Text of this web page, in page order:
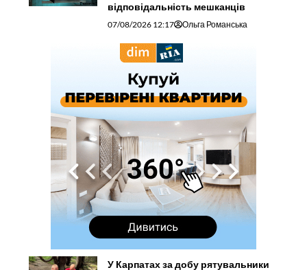
відповідальність мешканців
07/08/2026 12:17 Ольга Романська
У Карпатах за добу рятувальники